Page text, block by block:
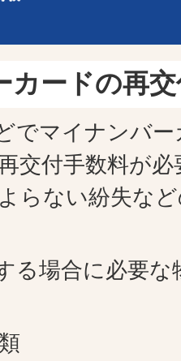
カードの再
でマイナンバ
交付手数料が
らない紛失な
る場合に必要な